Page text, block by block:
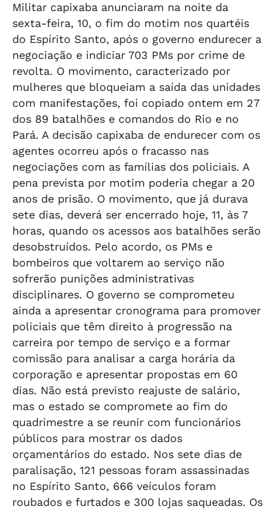
Militar capixaba anunciaram na noite da
sexta-feira, 10, o fim do motim nos quartéis
do Espírito Santo, após o governo endurecer a
negociação e indiciar 703 PMs por crime de
revolta. O movimento, caracterizado por
mulheres que bloqueiam a saída das unidades
com manifestações, foi copiado ontem em 27
dos 89 batalhões e comandos do Rio e no
Pará. A decisão capixaba de endurecer com os
agentes ocorreu após o fracasso nas
negociações com as famílias dos policiais. A
pena prevista por motim poderia chegar a 20
anos de prisão. O movimento, que já durava
sete dias, deverá ser encerrado hoje, 11, às 7
horas, quando os acessos aos batalhões serão
desobstruídos. Pelo acordo, os PMs e
bombeiros que voltarem ao serviço não
sofrerão punições administrativas
disciplinares. O governo se comprometeu
ainda a apresentar cronograma para promover
policiais que têm direito à progressão na
carreira por tempo de serviço e a formar
comissão para analisar a carga horária da
corporação e apresentar propostas em 60
dias. Não está previsto reajuste de salário,
mas o estado se compromete ao fim do
quadrimestre a se reunir com funcionários
públicos para mostrar os dados
orçamentários do estado. Nos sete dias de
paralisação, 121 pessoas foram assassinadas
no Espírito Santo, 666 veículos foram
roubados e furtados e 300 lojas saqueadas. Os